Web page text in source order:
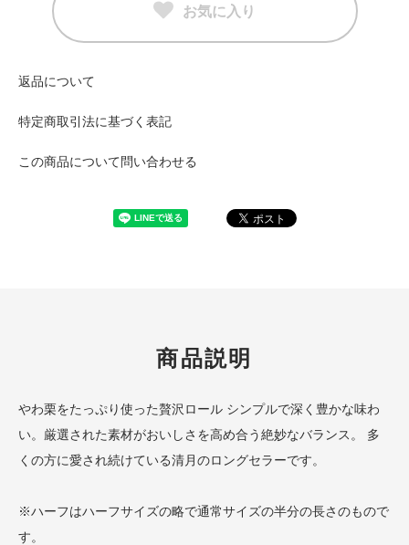
お気に入り
返品について
特定商取引法に基づく表記
この商品について問い合わせる
商品説明
やわ栗をたっぷり使った贅沢ロール シンプルで深く豊かな味わ
い。厳選された素材がおいしさを高め合う絶妙なバランス。 多
くの方に愛され続けている清月のロングセラーです。
※ハーフはハーフサイズの略で通常サイズの半分の長さのもので
す。